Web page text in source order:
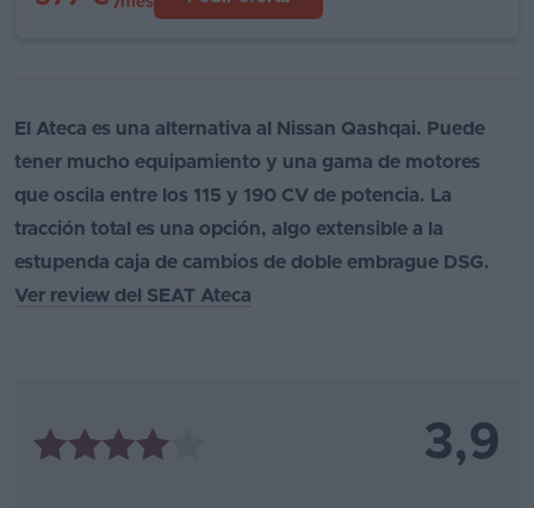
El Ateca es una alternativa al Nissan Qashqai. Puede
tener mucho equipamiento y una gama de motores
que oscila entre los 115 y 190 CV de potencia. La
tracción total es una opción, algo extensible a la
estupenda caja de cambios de doble embrague DSG.
Ver review del SEAT Ateca
3,9